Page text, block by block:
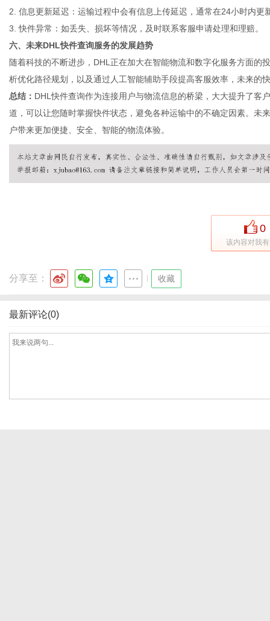
2. 信息更新延迟：运输过程中会有信息上传延迟，通常在24小时内更
3. 快件异常：如丢失、损坏等情况，及时联系客服申请处理和理赔。
六、未来DHL快件查询服务的发展趋势
随着科技的不断进步，DHL正在加大在智能物流和数字化服务方面的
析优化路径规划，以及通过人工智能辅助手段提高客服效率，未来的
总结： DHL快件查询作为连接用户与物流信息的桥梁，大大提升了客
道，可以让您随时掌握快件状态，避免各种运输中的不确定因素。未
户带来更加便捷、安全、智能的物流体验。
0
该内容对我
分享至： 收藏
最新评论(0)